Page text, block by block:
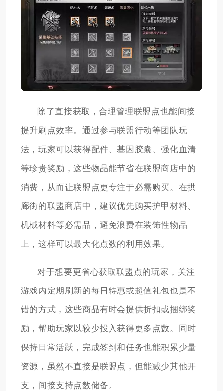
除了直接获取，合理管理联盟点也能间接
提升刷点效率。通过参与联盟行动等团队玩
法，玩家可以获得配件、基因胶囊、强化血清
等珍贵奖励，这些物品能节省在联盟商店中的
消费，从而让联盟点更专注于必需购买。在拱
廊街的联盟商店中，建议优先购买护甲材料、
机械材料等必需品，避免浪费在装饰性物品
上，这样可以最大化点数的利用效果。
对于想要更省心获取联盟点的玩家，关注
游戏内定期刷新的每日特惠或超值礼包也是不
错的方式，这些商品有时会提供折扣或捆绑奖
励，帮助玩家以较少投入获得更多点数。同时
保持日常活跃，完成签到和任务也能积累少量
资源，虽然不直接是联盟点，但能减少其他开
支，间接支持点数储备。